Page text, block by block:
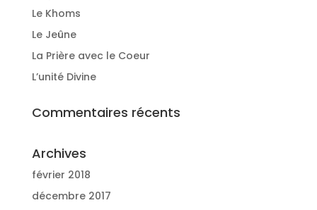
Le Khoms
Le Jeûne
La Prière avec le Coeur
L’unité Divine
Commentaires récents
Archives
février 2018
décembre 2017